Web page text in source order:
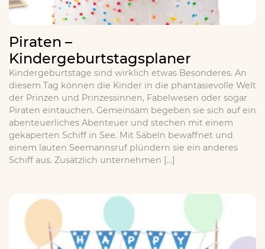
Piraten –
Kindergeburtstagsplaner
Kindergeburtstage sind wirklich etwas Besonderes. An
diesem Tag können die Kinder in die phantasievolle Welt
der Prinzen und Prinzessinnen, Fabelwesen oder sogar
Piraten eintauchen. Gemeinsam begeben sie sich auf ein
abenteuerliches Abenteuer und stechen mit einem
gekaperten Schiff in See. Mit Säbeln bewaffnet und
einem lauten Seemannsruf plündern sie ein anderes
Schiff aus. Zusätzlich unternehmen […]